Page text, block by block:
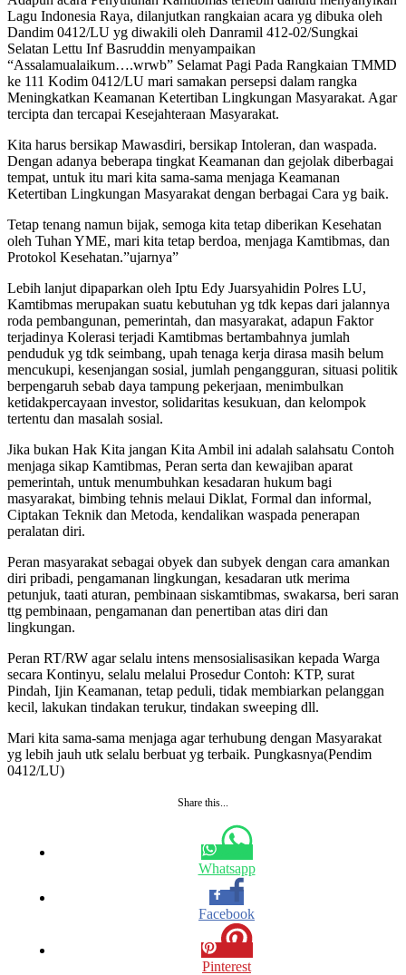
Lagu Indonesia Raya, dilanjutkan rangkaian acara yg dibuka oleh
Dandim 0412/LU yg diwakili oleh Danramil 412-02/Sungkai
Selatan Lettu Inf Basruddin menyampaikan
“Assalamualaikum….wrwb” Selamat Pagi Pada Rangkaian TMMD
ke 111 Kodim 0412/LU mari samakan persepsi dalam rangka
Meningkatkan Keamanan Ketertiban Lingkungan Masyarakat. Agar
tercipta dan tercapai Kesejahteraan Masyarakat.
Kita harus bersikap Mawasdiri, bersikap Intoleran, dan waspada.
Dengan adanya beberapa tingkat Keamanan dan gejolak diberbagai
tempat, untuk itu mari kita sama-sama menjaga Keamanan
Ketertiban Lingkungan Masyarakat dengan berbagai Cara yg baik.
Tetap tenang namun bijak, semoga kita tetap diberikan Kesehatan
oleh Tuhan YME, mari kita tetap berdoa, menjaga Kamtibmas, dan
Protokol Kesehatan.”ujarnya”
Lebih lanjut dipaparkan oleh Iptu Edy Juarsyahidin Polres LU,
Kamtibmas merupakan suatu kebutuhan yg tdk kepas dari jalannya
roda pembangunan, pemerintah, dan masyarakat, adapun Faktor
terjadinya Kolerasi terjadi Kamtibmas bertambahnya jumlah
penduduk yg tdk seimbang, upah tenaga kerja dirasa masih belum
mencukupi, kesenjangan sosial, jumlah pengangguran, situasi politik
berpengaruh sebab daya tampung pekerjaan, menimbulkan
ketidakpercayaan investor, solidaritas kesukuan, dan kelompok
tertentu dan masalah sosial.
Jika bukan Hak Kita jangan Kita Ambil ini adalah salahsatu Contoh
menjaga sikap Kamtibmas, Peran serta dan kewajiban aparat
pemerintah, untuk menumbuhkan kesadaran hukum bagi
masyarakat, bimbing tehnis melaui Diklat, Formal dan informal,
Ciptakan Teknik dan Metoda, kendalikan waspada penerapan
peralatan diri.
Peran masyarakat sebagai obyek dan subyek dengan cara amankan
diri pribadi, pengamanan lingkungan, kesadaran utk merima
petunjuk, taati aturan, pembinaan siskamtibmas, swakarsa, beri saran
ttg pembinaan, pengamanan dan penertiban atas diri dan
lingkungan.
Peran RT/RW agar selalu intens mensosialisasikan kepada Warga
secara Kontinyu, selalu melalui Prosedur Contoh: KTP, surat
Pindah, Ijin Keamanan, tetap peduli, tidak membiarkan pelanggan
kecil, lakukan tindakan terukur, tindakan sweeping dll.
Mari kita sama-sama menjaga agar terhubung dengan Masyarakat
yg lebih jauh utk selalu berbuat yg terbaik. Pungkasnya(Pendim
0412/LU)
Share this...
Whatsapp
Facebook
Pinterest